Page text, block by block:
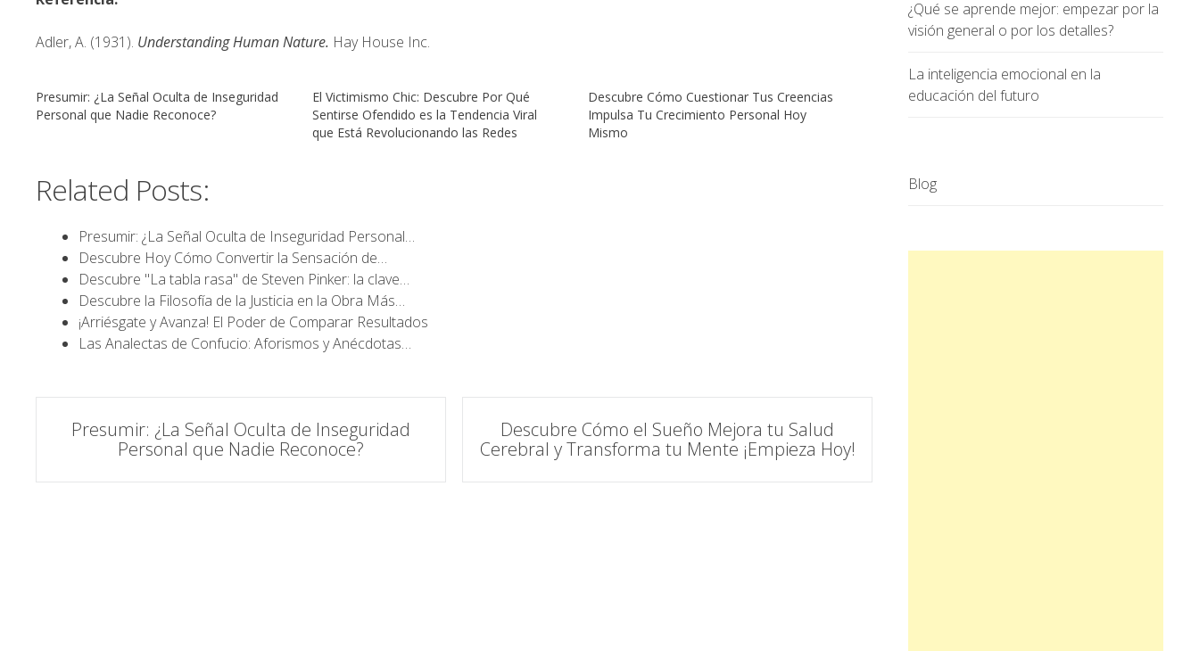
Adler, A. (1931). Understanding Human Nature. Hay House Inc.
Presumir: ¿La Señal Oculta de Inseguridad
Personal que Nadie Reconoce?
El Victimismo Chic: Descubre Por Qué
Sentirse Ofendido es la Tendencia Viral
que Está Revolucionando las Redes
Descubre Cómo Cuestionar Tus Creencias
Impulsa Tu Crecimiento Personal Hoy
Mismo
Related Posts:
Presumir: ¿La Señal Oculta de Inseguridad Personal…
Descubre Hoy Cómo Convertir la Sensación de…
Descubre "La tabla rasa" de Steven Pinker: la clave…
Descubre la Filosofía de la Justicia en la Obra Más…
¡Arriésgate y Avanza! El Poder de Comparar Resultados
Las Analectas de Confucio: Aforismos y Anécdotas…
Navegación
Presumir: ¿La Señal Oculta de Inseguridad
Personal que Nadie Reconoce?
Descubre Cómo el Sueño Mejora tu Salud
Cerebral y Transforma tu Mente ¡Empieza Hoy!
¿Qué se aprende mejor: empezar por la
visión general o por los detalles?
La inteligencia emocional en la
educación del futuro
Blog